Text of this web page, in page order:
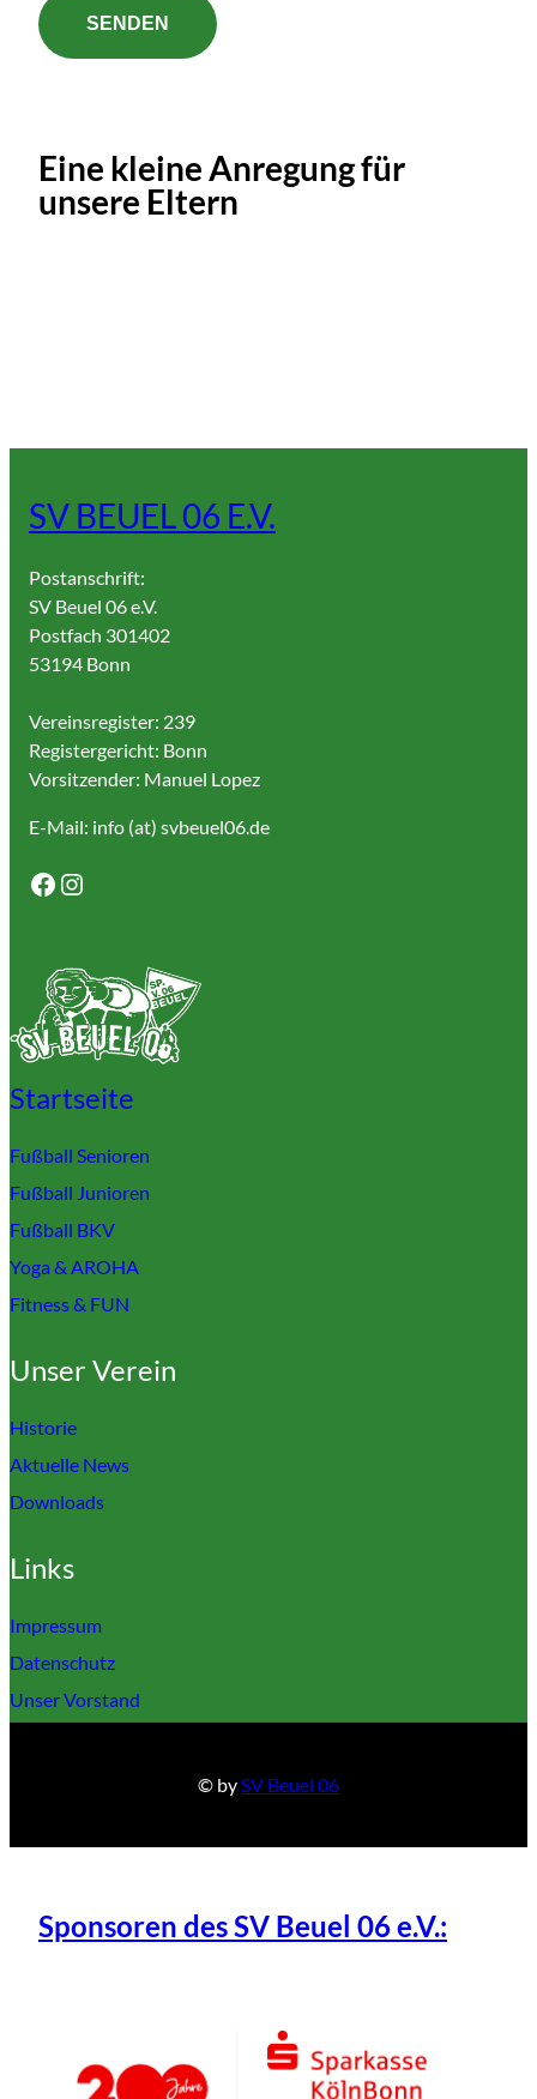
Eine kleine Anregung für
unsere Eltern
SV BEUEL 06 E.V.
Postanschrift:
SV Beuel 06 e.V.
Postfach 301402
53194 Bonn
Vereinsregister: 239
Registergericht: Bonn
Vorsitzender: Manuel Lopez
E-Mail: info (at) svbeuel06.de
Facebook Instagram
Startseite
Fußball Senioren
Fußball Junioren
Fußball BKV
Yoga & AROHA
Fitness & FUN
Unser Verein
Historie
Aktuelle News
Downloads
Links
Impressum
Datenschutz
Unser Vorstand
© bySV Beuel 06
Sponsoren des SV Beuel 06 e.V.: